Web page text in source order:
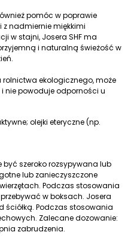
pomóc w poprawie
z nadmiernie miękkimi
w stajni, Josera SHF ma
i naturalną świeżość w
rolnictwa ekologicznego, może
nie powoduje odporności u
olejki eteryczne (np.
być szeroko rozsypywana lub
lub zanieczyszczone
Podczas stosowania
w boksach. Josera
ściółką. Podczas stosowania
Zalecane dozowanie:
zabrudzenia.